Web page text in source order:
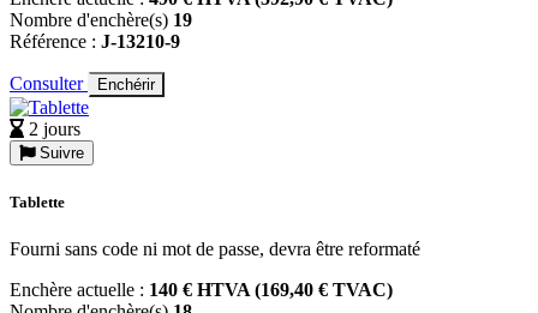
Nombre d'enchère(s) 19
Référence : J-13210-9
Consulter Enchérir
2 jours
Suivre
Tablette
Fourni sans code ni mot de passe, devra être reformaté
Enchère actuelle : 140 € HTVA (169,40 € TVAC)